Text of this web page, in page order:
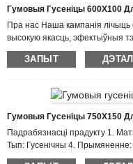
пахвалу кліентаў...
Гумовыя Гусеніцы 600X100
Пра нас Наша кампанія
высокую якасць, эфектыўныя
пасляпродажнае
большай колькасцю кліентаў
супрацоўнікаў! Каб стварыць
каманду! Каб дасягнуць
грамадства і нас саміх для
ЗАПЫТ
Гумовыя Гусеніцы 750X150
Падрабязнасці прадукту 1.
Тып: Гусенічны 4. Прымяненне:
MOROOKA MST2300, IHI